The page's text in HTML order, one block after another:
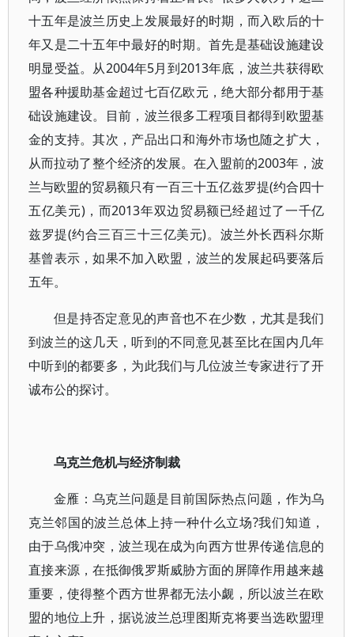
十五年是波兰历史上发展最好的时期，而入欧后的十
年又是二十五年中最好的时期。首先是基础设施建设
明显受益。从2004年5月到2013年底，波兰共获得欧
盟各种援助基金超过七百亿欧元，绝大部分都用于基
础设施建设。目前，波兰很多工程项目都得到欧盟基
金的支持。其次，产品出口和海外市场也随之扩大，
从而拉动了整个经济的发展。在入盟前的2003年，波
兰与欧盟的贸易额只有一百三十五亿兹罗提(约合四十
五亿美元)，而2013年双边贸易额已经超过了一千亿
兹罗提(约合三百三十三亿美元)。波兰外长西科尔斯
基曾表示，如果不加入欧盟，波兰的发展起码要落后
五年。
但是持否定意见的声音也不在少数，尤其是我们
到波兰的这几天，听到的不同意见甚至比在国内几年
中听到的都要多，为此我们与几位波兰专家进行了开
诚布公的探讨。
乌克兰危机与经济制裁
金雁：乌克兰问题是目前国际热点问题，作为乌
克兰邻国的波兰总体上持一种什么立场?我们知道，
由于乌俄冲突，波兰现在成为向西方世界传递信息的
直接来源，在抵御俄罗斯威胁方面的屏障作用越来越
重要，使得整个西方世界都无法小觑，所以波兰在欧
盟的地位上升，据说波兰总理图斯克将要当选欧盟理